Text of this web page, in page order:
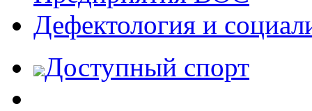
Дефектология и
Доступный спорт